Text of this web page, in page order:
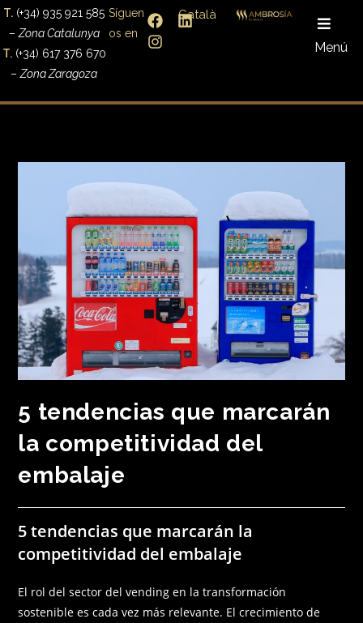
T. (+34) 935 921 585
–Zona Catalunya
T.(+34) 617 376 670
–Zona Zaragoza
Síguen
os en
Català
Menú
5 tendencias que marcarán
la competitividad del
embalaje
5 tendencias que marcarán la
competitividad del embalaje
El rol del sector del vending en la transformación
sostenible es cada vez más relevante. El crecimiento de